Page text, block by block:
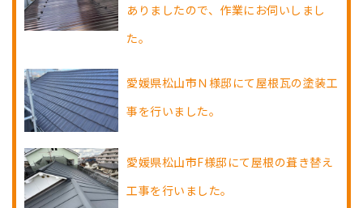
ありましたので、作業にお伺いしまし
た。
愛媛県松山市Ｎ様邸にて屋根瓦の塗装工
事を行いました。
愛媛県松山市F様邸にて屋根の葺き替え
工事を行いました。